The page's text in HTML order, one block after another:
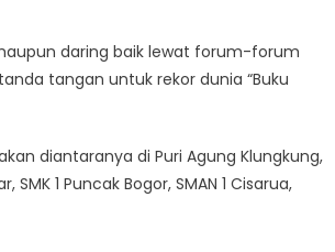
daring baik lewat forum-forum
tangan untuk rekor dunia “Buku
diantaranya di Puri Agung Klungkung,
1 Puncak Bogor, SMAN 1 Cisarua,